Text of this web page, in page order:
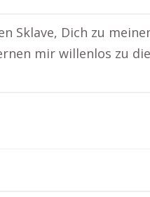
Sklave, Dich zu
mir willenlos zu